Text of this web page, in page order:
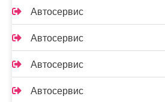
Автосервис
Автосервис
Автосервис
Автосервис